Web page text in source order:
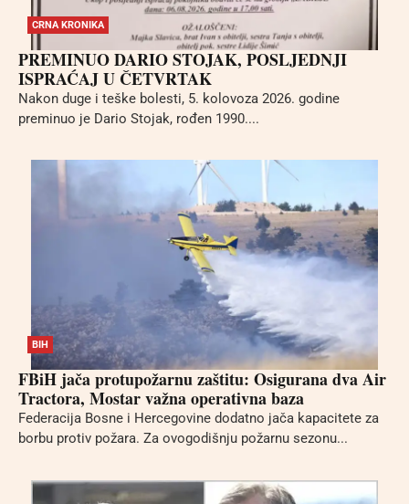
CRNA KRONIKA
PREMINUO DARIO STOJAK, POSLJEDNJI
ISPRAĆAJ U ČETVRTAK
Nakon duge i teške bolesti, 5. kolovoza 2026. godine
preminuo je Dario Stojak, rođen 1990....
BIH
FBiH jača protupožarnu zaštitu: Osigurana dva Air
Tractora, Mostar važna operativna baza
Federacija Bosne i Hercegovine dodatno jača kapacitete za
borbu protiv požara. Za ovogodišnju požarnu sezonu...